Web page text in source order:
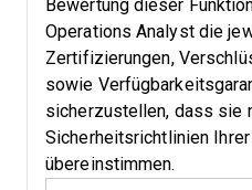
Bewertung dieser
Operations Analyst die
Zertifizierungen,
sowie
sicherzustellen, dass sie
Sicherheitsrichtlinien
übereinstimmen.